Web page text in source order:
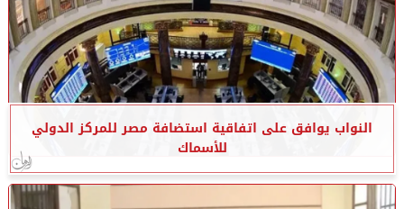
النواب يوافق على اتفاقية استضافة مصر للمركز الدولي
للأسماك